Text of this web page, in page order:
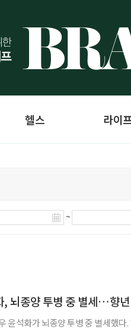
헬스 라이
~
, 뇌종양 투병 중 별세…향
윤석화가 뇌종양 투병 중 별세했다